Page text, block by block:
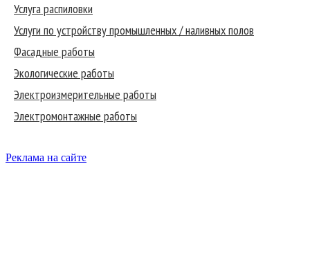
Услуга распиловки
Услуги по устройству промышленных / наливных полов
Фасадные работы
Экологические работы
Электроизмерительные работы
Электромонтажные работы
Реклама на сайте